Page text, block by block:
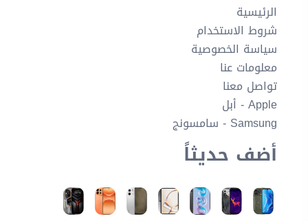
الرئيسية
شروط الاستخدام
سياسة الخصوصية
معلومات عنا
تواصل معنا
Apple - أبل
Samsung - سامسونج
أضف حديثاً